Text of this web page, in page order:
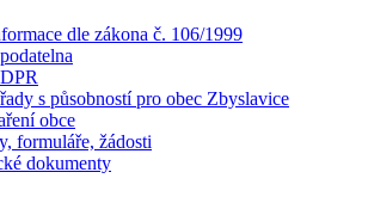
dle zákona č. 106/1999
s působností pro obec Zbyslavice
obce
formuláře, žádosti
dokumenty